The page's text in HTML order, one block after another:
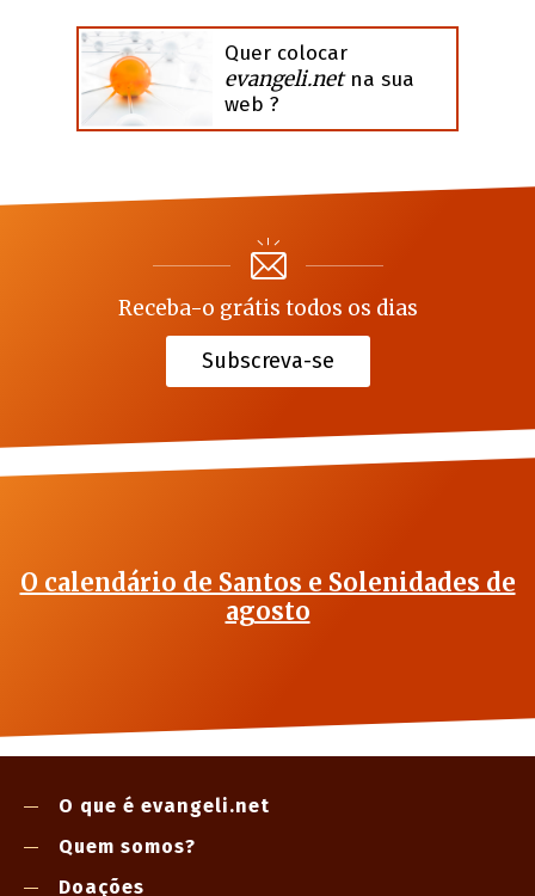
Quer colocar
evangeli.netna sua
web ?
Receba-o grátis todos os dias
Subscreva-se
O calendário de Santos e Solenidades de
agosto
O que é evangeli.net
Quem somos?
Doações